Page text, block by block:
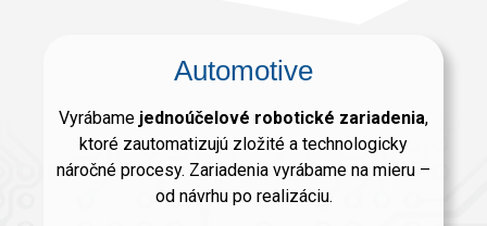
Automotive
Vyrábame jednoúčelové robotické zariadenia,
ktoré zautomatizujú zložité a technologicky
náročné procesy. Zariadenia vyrábame na mieru –
od návrhu po realizáciu.